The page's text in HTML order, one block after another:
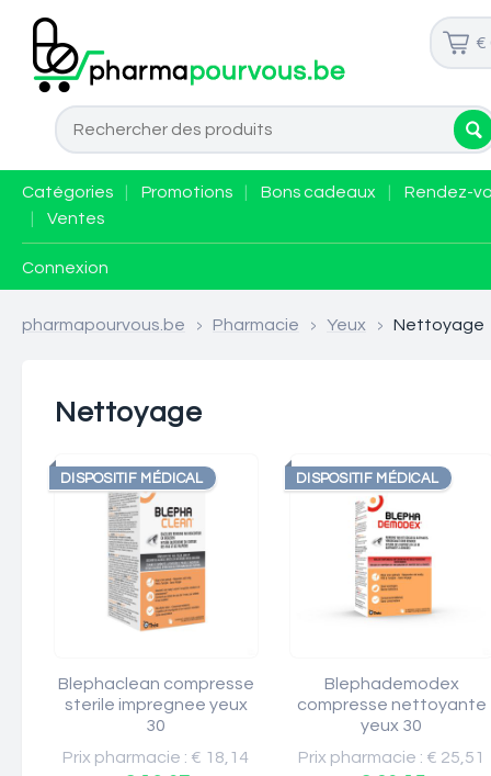
€
Catégories Promotions Bons cadeaux
Rendez-
Ventes
Connexion
pharmapourvous.be > Pharmacie > Yeux > Nettoyage
Nettoyage
DISPOSITIF MÉDICAL
Blephaclean compresse
sterile impregnee yeux
30
Prix pharmacie : € 18,14
DISPOSITIF MÉDICAL
Blephademodex
compresse nettoyante
yeux 30
Prix pharmacie : € 25,51